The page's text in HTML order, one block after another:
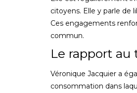
citoyens. Elle y parle de
Ces engagements
commun.
Le rapport
Véronique Jacquier a
consommation dans